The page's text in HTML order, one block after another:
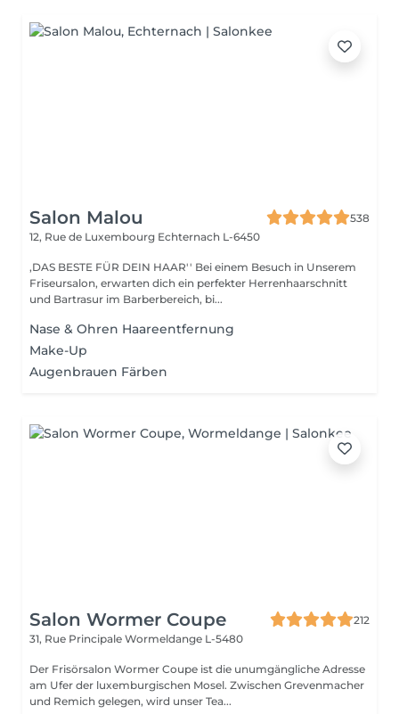
Salon Malou
538
12, Rue de Luxembourg Echternach L-6450
,DAS BESTE FÜR DEIN HAAR'' Bei einem Besuch in Unserem
Friseursalon, erwarten dich ein perfekter Herrenhaarschnitt
und Bartrasur im Barberbereich, bi...
Nase & Ohren Haareentfernung
Make-Up
Augenbrauen Färben
Salon Wormer Coupe
212
31, Rue Principale Wormeldange L-5480
Der Frisörsalon Wormer Coupe ist die unumgängliche Adresse
am Ufer der luxemburgischen Mosel. Zwischen Grevenmacher
und Remich gelegen, wird unser Tea...